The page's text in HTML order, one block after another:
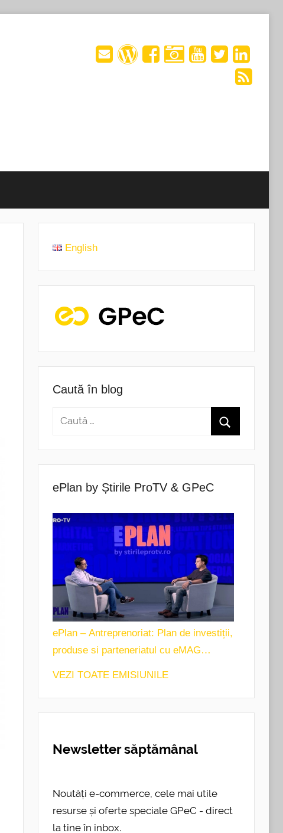
English
Caută în blog
ePlan by Știrile ProTV & GPeC
ePlan – Antreprenoriat: Plan de investiții,
produse si parteneriatul cu eMAG
VEZI TOATE EMISIUNILE
Newsletter săptămânal
Noutăți e-commerce, cele mai utile
resurse și oferte speciale GPeC - direct
la tine în inbox.